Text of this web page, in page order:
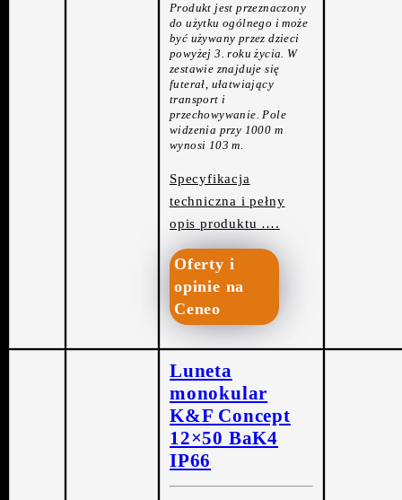
Produkt jest przeznaczony
do użytku ogólnego i może
być używany przez dzieci
powyżej 3. roku życia. W
zestawie znajduje się
futerał, ułatwiający
transport i
przechowywanie. Pole
widzenia przy 1000 m
wynosi 103 m.
Specyfikacja
techniczna i pełny
opis produktu ….
Oferty i
opinie na
Ceneo
Luneta
monokular
K&F Concept
12×50 BaK4
IP66